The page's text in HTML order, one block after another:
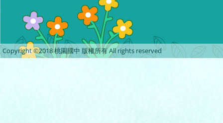
Copyright ©2018 桃園國中 版權所有 All rights reserved